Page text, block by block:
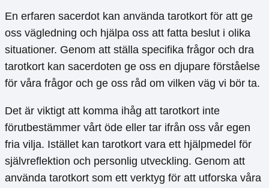
En erfaren sacerdot kan använda tarotkort för att ge
oss vägledning och hjälpa oss att fatta beslut i olika
situationer. Genom att ställa specifika frågor och dra
tarotkort kan sacerdoten ge oss en djupare förståelse
för våra frågor och ge oss råd om vilken väg vi bör ta.
Det är viktigt att komma ihåg att tarotkort inte
förutbestämmer vårt öde eller tar ifrån oss vår egen
fria vilja. Istället kan tarotkort vara ett hjälpmedel för
självreflektion och personlig utveckling. Genom att
använda tarotkort som ett verktyg för att utforska våra